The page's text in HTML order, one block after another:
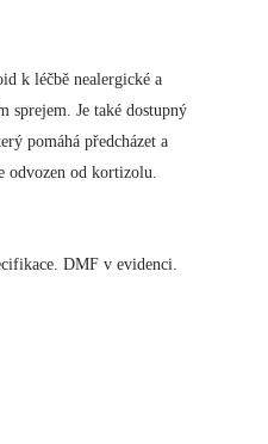
k léčbě nealergické a
sprejem. Je také dostupný
pomáhá předcházet a
odvozen od kortizolu.
DMF v evidenci.